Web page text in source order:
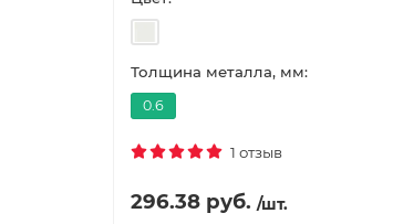
Толщина металла, мм:
0.6
1 отзыв
296.38 руб. /шт.